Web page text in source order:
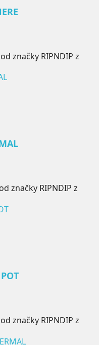
od značky RIPNDIP z
značky RIPNDIP z
značky RIPNDIP z